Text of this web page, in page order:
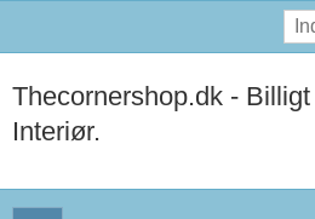
Thecornershop.dk -
Interiør.